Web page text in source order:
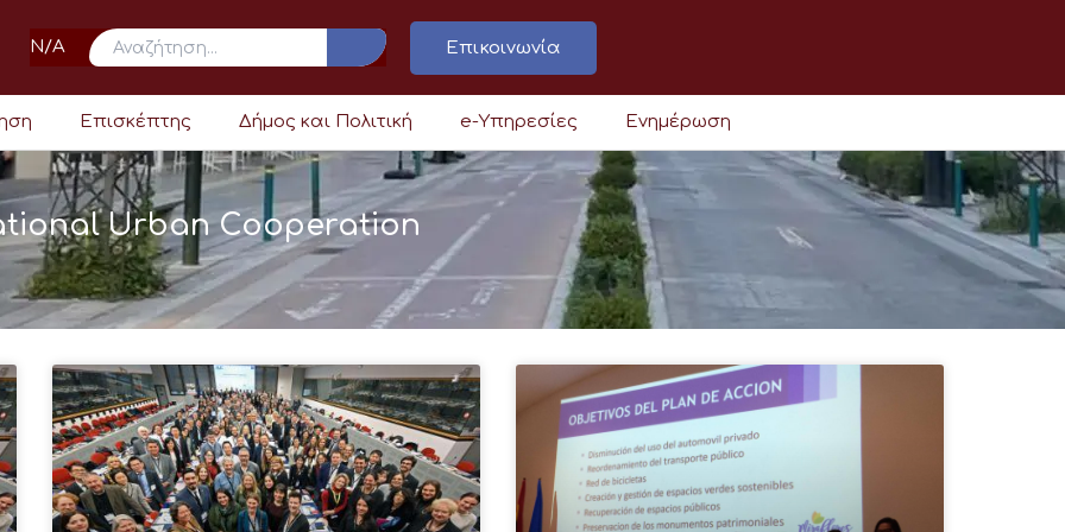
N/A Επικοινωνία
Επισκέπτης Δήμος και Πολιτική e-Υπηρεσίες Ενημέρωση
Urban Cooperation